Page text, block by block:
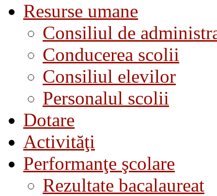
Resurse umane
Consiliul de
Conducerea scolii
Consiliul elevilor
Personalul scolii
Dotare
Activităţi
Performanţe şcolare
Rezultate bacalaureat